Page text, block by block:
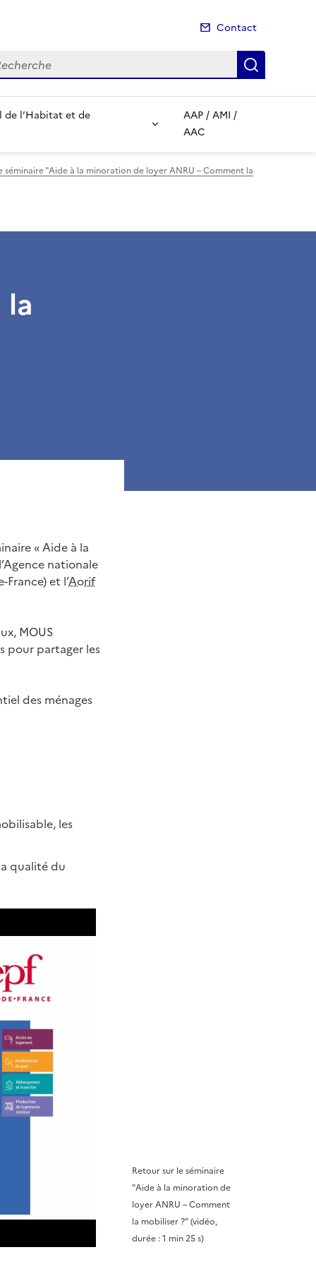
Contact
de l’Habitat et de
AAP / AMI /
AAC
séminaire "Aide à la minoration de loyer ANRU – Comment la
« Aide à la
nationale
et l’Aorif
MOUS
pour partager les
des ménages
les
qualité du
Retour sur le séminaire
"Aide à la minoration de
loyer ANRU – Comment
la mobiliser ?"(vidéo,
durée : 1 min 25 s)